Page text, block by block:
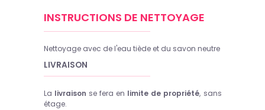
INSTRUCTIONS DE NETTOYAGE
Nettoyage avec de l'eau tiède et du savon neutre
LIVRAISON
La livraison se fera en limite de propriété, sans
étage.